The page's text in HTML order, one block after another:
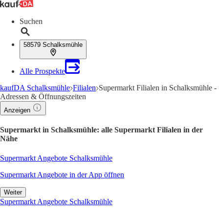
Suchen
58579 Schalksmühle
Alle Prospekte
kaufDA Schalksmühle Filialen Supermarkt Filialen in Schalksmühle -
Adressen & Öffnungszeiten
Anzeigen
Supermarkt in Schalksmühle: alle Supermarkt Filialen in der
Nähe
Supermarkt Angebote Schalksmühle
Supermarkt Angebote in der App öffnen
Weiter
Supermarkt Angebote Schalksmühle